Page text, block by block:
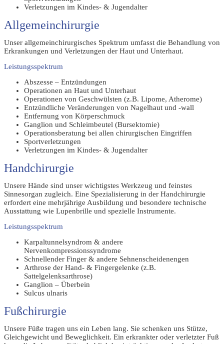
Verletzungen im Kindes- & Jugendalter
Allgemeinchirurgie
Unser allgemeinchirurgisches Spektrum umfasst die Behandlung von
Erkrankungen und Verletzungen der Haut und Unterhaut.
Leistungsspektrum
Abszesse – Entzündungen
Operationen an Haut und Unterhaut
Operationen von Geschwülsten (z.B. Lipome, Atherome)
Entzündliche Veränderungen von Nagelhaut und -wall
Entfernung von Körperschmuck
Ganglion und Schleimbeutel (Bursektomie)
Operationsberatung bei allen chirurgischen Eingriffen
Sportverletzungen
Verletzungen im Kindes- & Jugendalter
Handchirurgie
Unsere Hände sind unser wichtigstes Werkzeug und feinstes
Sinnesorgan zugleich. Eine Spezialisierung in der Handchirurgie
erfordert eine mehrjährige Ausbildung und besondere technische
Ausstattung wie Lupenbrille und spezielle Instrumente.
Leistungsspektrum
Karpaltunnelsyndrom & andere
Nervenkompressionssyndrome
Schnellender Finger & andere Sehnenscheidenengen
Arthrose der Hand- & Fingergelenke (z.B.
Sattelgelenksarthrose)
Ganglion – Überbein
Sulcus ulnaris
Fußchirurgie
Unsere Füße tragen uns ein Leben lang. Sie schenken uns Stütze,
Gleichgewicht und Beweglichkeit. Ein erkrankter oder verletzter Fuß